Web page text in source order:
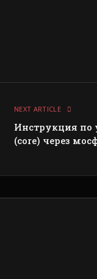
NEXT ARTICLE
Инструкция по
(core) через